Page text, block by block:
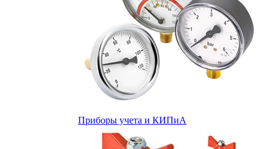
Приборы учета и КИПиА